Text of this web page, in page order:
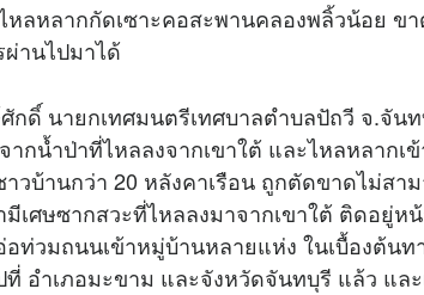
หลหลากกัดเซาะคอสะพานคลองพลิ้วน้อย ขา
านไปมาได้
กดิ์ นายกเทศมนตรีเทศบาลตำบลปัถวี จ.จัน
ากน้ำป่าที่ไหลลงจากเขาใต้ และไหลหลาก
วบ้านกว่า 20 หลังคาเรือน ถูกตัดขาดไม่ส
เศษซากสวะที่ไหลลงมาจากเขาใต้ ติดอยู่ห
อท่วมถนนเข้าหมู่บ้านหลายแห่ง ในเบื้องต้นท
อำเภอมะขาม และจังหวัดจันทบุรี แล้ว แล